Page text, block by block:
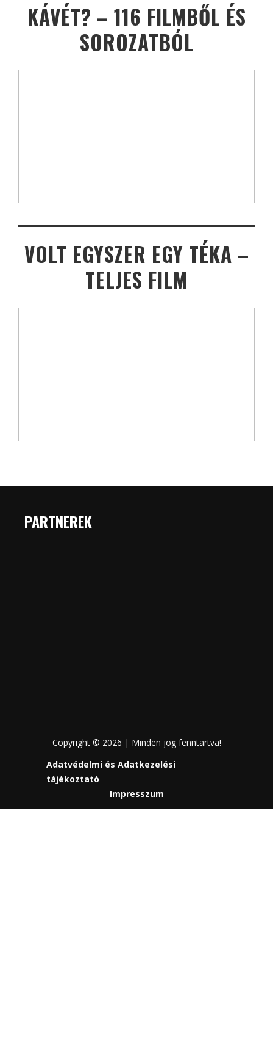
KÁVÉT? – 116 FILMBŐL ÉS
SOROZATBÓL
VOLT EGYSZER EGY TÉKA –
TELJES FILM
PARTNEREK
Copyright © 2026 | Minden jog fenntartva!
Adatvédelmi és Adatkezelési
tájékoztató
Impresszum